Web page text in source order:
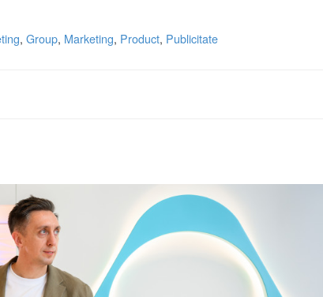
, Group, Marketing, Product, Publicitate